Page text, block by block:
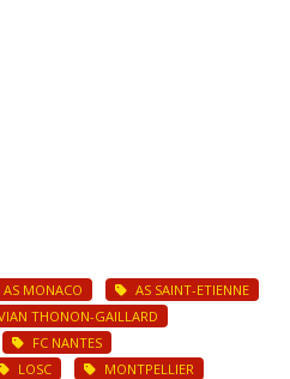
AS MONACO
AS SAINT-ETIENNE
THONON-GAILLARD
FC NANTES
LOSC
MONTPELLIER